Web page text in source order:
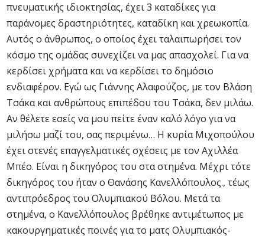
πνευματικής ιδιοκτησίας, έχει 3 καταδίκες για
παράνομες δραστηριότητες, καταδίκη και χρεωκοπία.
Αυτός ο άνθρωπος, ο οποίος έχει ταλαιπωρήσει τον
κόσμο της ομάδας συνεχίζει να μας απασχολεί. Για να
κερδίσει χρήματα και να κερδίσει το δημόσιο
ενδιαφέρον. Εγώ ως Γιάννης Αλαφούζος, με τον Βλάση
Τσάκα και ανθρώπους επιπέδου του Τσάκα, δεν μιλάω.
Αν θέλετε εσείς να μου πείτε έναν καλό λόγο για να
μιλήσω μαζί του, σας περιμένω… Η κυρία Μιχοπούλου
έχει στενές επαγγελματικές σχέσεις με τον Αχιλλέα
Μπέο. Είναι η δικηγόρος του στα στημένα. Μέχρι τότε
δικηγόρος του ήταν ο Θανάσης Κανελλόπουλος., τέως
αντιπρόεδρος του Ολυμπιακού Βόλου. Μετά τα
στημένα, ο Κανελλόπουλος βρέθηκε αντιμέτωπος με
κακουργηματικές ποινές για το ματς Ολυμπιακός-